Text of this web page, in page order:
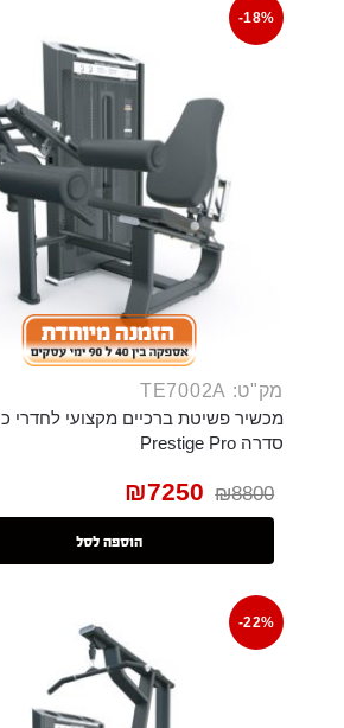
-18%
מק"ט: TE7002A
מכשיר פשיטת ברכיים מקצועי לחדרי
סדרה Prestige Pro
₪8800
₪7250
הוספה לסל
-22%